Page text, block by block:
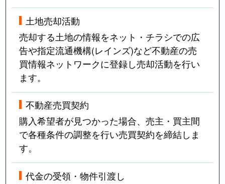
土地売却活動
売却する土地の情報をネット・チラシでの広
告や指定流通機構(レインズ)など不動産の売
買情報ネットワークに登録し売却活動を行い
ます。
不動産売買契約
購入希望者が見つかった場合、売主・買主間
で各種条件の調整を行い売買契約を締結しま
す。
代金の受領・物件引渡し